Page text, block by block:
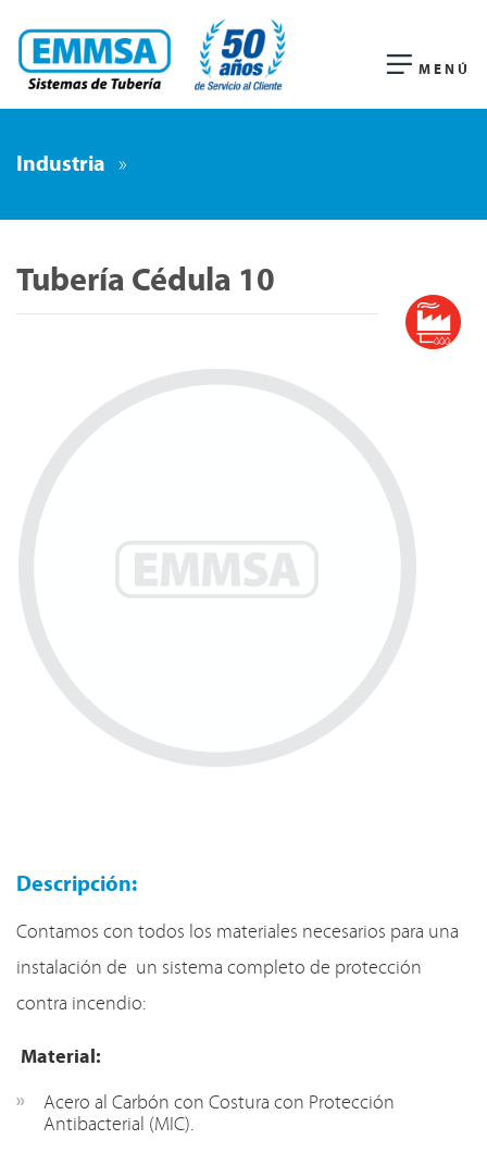
MENÚ
Industria »
Tubería Cédula 10
Descripción:
Contamos con todos los materiales necesarios para una
instalación de un sistema completo de protección
contra incendio:
Material:
Acero al Carbón con Costura con Protección
Antibacterial (MIC).